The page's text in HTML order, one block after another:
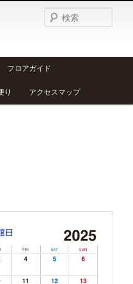
索
フロアガイド
り アクセスマップ